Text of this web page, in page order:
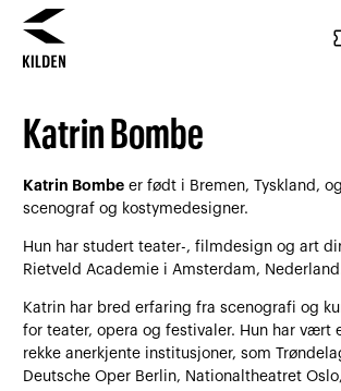
innhold
navigasjon
Katrin Bombe
Katrin Bombe er født i Bremen, Tyskland,
scenograf og kostymedesigner.
Hun har studert teater-, filmdesign og art
Rietveld Academie i Amsterdam,
Katrin har bred erfaring fra scenografi og
for teater, opera og festivaler. Hun har vært
rekke anerkjente institusjoner, som
Deutsche Oper Berlin, Nationaltheatret